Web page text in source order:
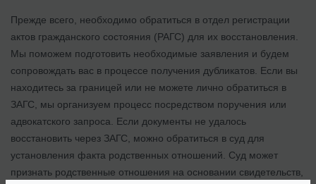
Прежде всего, необходимо обратиться в отдел регистрации
актов гражданского состояния (РАГС) для их восстановления.
Мы поможем подготовить необходимые заявления и будем
сопровождать вас в процессе получения дубликатов. Если вы
находитесь за границей или не можете лично обратиться в
ЗАГС, мы организуем процесс посредством поручения или
адвокатского запроса. Если документы не удалось
восстановить через ЗАГС, можно обратиться в суд для
установления факта родственных отношений. Суд может
признать родственные отношения на основании свидетельств,